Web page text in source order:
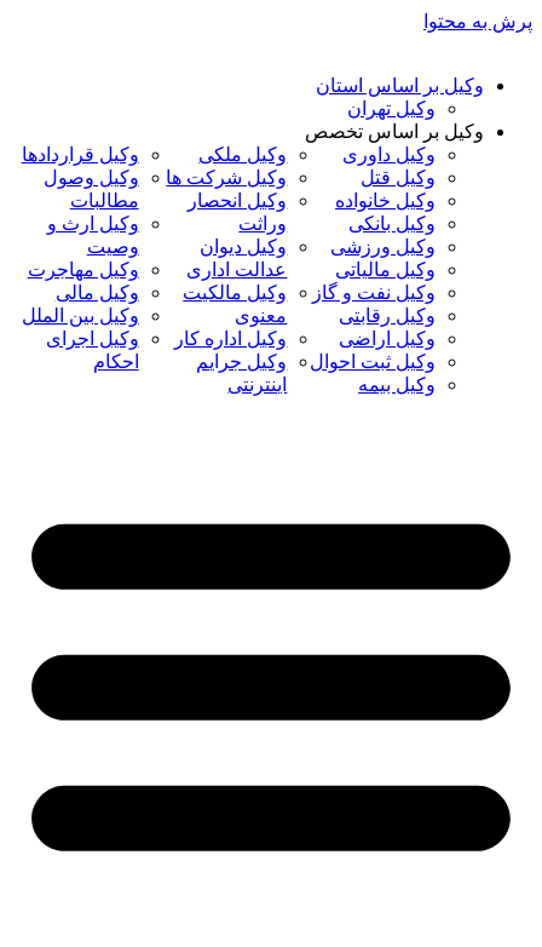
پرش به محتوا
وکیل بر اساس استان
وکیل تهران
وکیل بر اساس تخصص
وکیل داوری
وکیل قتل
وکیل خانواده
وکیل بانکی
وکیل ورزشی
وکیل مالیاتی
وکیل نفت و گاز
وکیل رقابتی
وکیل اراضی
وکیل ثبت احوال
وکیل بیمه
وکیل ملکی
وکیل شرکت ها
وکیل انحصار
وراثت
وکیل دیوان
عدالت اداری
وکیل مالکیت
معنوی
وکیل اداره کار
وکیل جرایم
اینترنتی
وکیل قراردادها
وکیل وصول
مطالبات
وکیل ارث و
وصیت
وکیل مهاجرت
وکیل مالی
وکیل بین الملل
وکیل اجرای
احکام